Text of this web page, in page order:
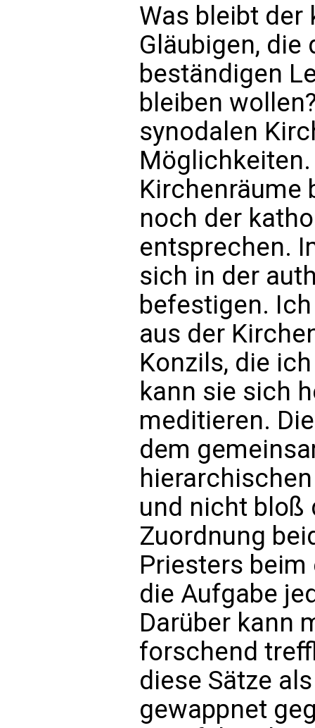
Was bleibt der
Gläubigen,
beständigen
bleiben
synodalen
Kirchenräume
noch der
entsprechen.
sich in der
befestigen.
aus der
Konzils, die
kann sie sich
meditieren.
dem
und nicht bloß
Zuordnung
Priesters
die Aufgabe
Darüber kann
forschend
diese Sätze
gewappnet